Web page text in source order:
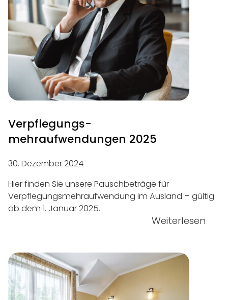
Verpflegungs­
mehraufwendungen 2025
30. Dezember 2024
Hier finden Sie unsere Pauschbeträge für
Verpflegungsmehraufwendung im Ausland – gültig
ab dem 1. Januar 2025.
Weiterlesen